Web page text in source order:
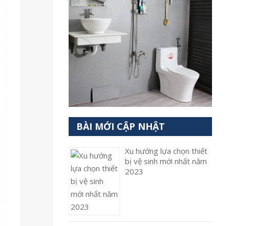
BÀI MỚI CẬP NHẬT
Xu hướng lựa chọn thiết
bị vệ sinh mới nhất năm
2023